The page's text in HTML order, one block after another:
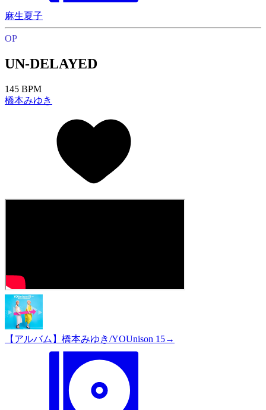
麻生夏子
OP
UN-DELAYED
145 BPM
橋本みゆき
【アルバム】橋本みゆき/YOUnison 15→